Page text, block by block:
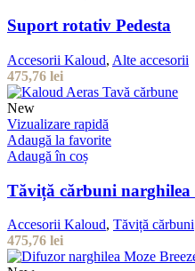
Suport rotativ Pedesta
Accesorii Kaloud, Alte accesorii
475,76 lei
New
Vizualizare rapidă
Adaugă la favorite
Adaugă în coș
Tăviță cărbuni narghilea
Accesorii Kaloud, Tăviță cărbuni
475,76 lei